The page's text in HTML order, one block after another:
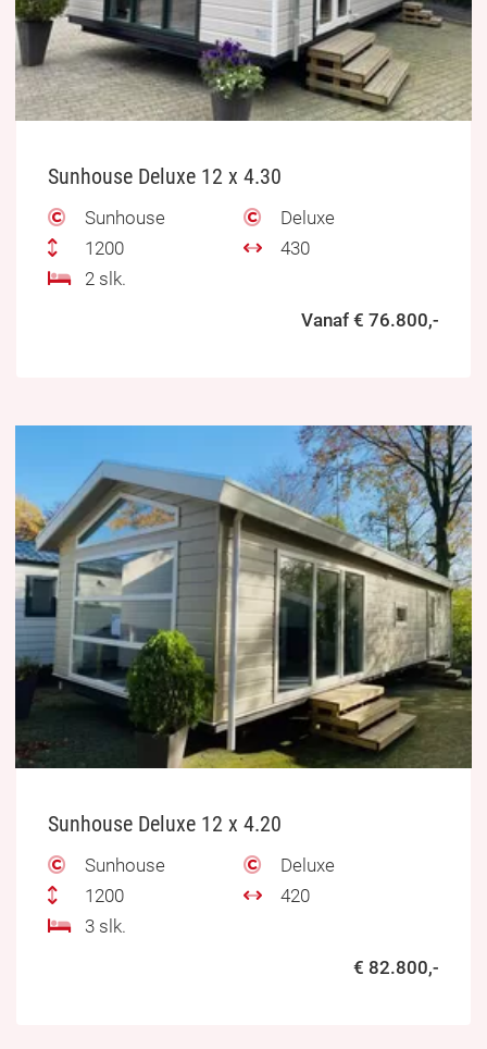
Sunhouse Deluxe 12 x 4.30
Sunhouse
Deluxe
1200
430
2 slk.
Vanaf € 76.800,-
Sunhouse Deluxe 12 x 4.20
Sunhouse
Deluxe
1200
420
3 slk.
€ 82.800,-